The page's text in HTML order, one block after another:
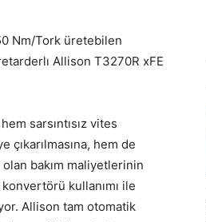
Nm/Tork üretebilen
Allison T3270R xFE
sarsıntısız vites
hem de
bakım maliyetlerinin
kullanımı ile
Allison tam otomatik